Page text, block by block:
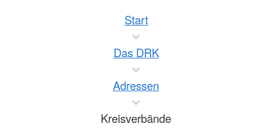
Start
Das DRK
Adressen
Kreisverbände